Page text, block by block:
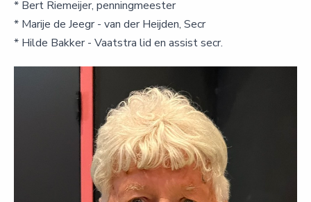
* Bert Riemeijer, penningmeester
* Marije de Jeegr - van der Heijden, Secr
* Hilde Bakker - Vaatstra lid en assist secr.